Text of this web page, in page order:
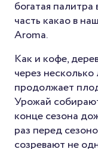
богатая
часть какао в
Aroma.
Как и кофе,
через
продолжает
Урожай
конце сезона
раз перед
созревают не